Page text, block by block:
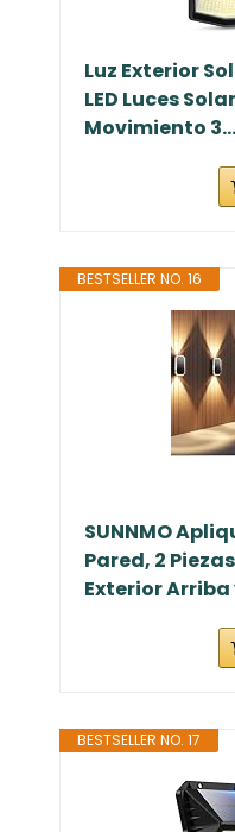
Luz Exterior
LED Luces
Movimiento 3...
BESTSELLER NO. 16
SUNNMO
Pared, 2
Exterior Arriba
BESTSELLER NO. 17